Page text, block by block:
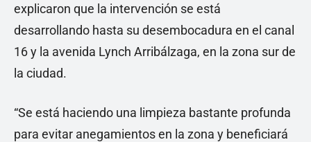
explicaron que la intervención se está
desarrollando hasta su desembocadura en el canal
16 y la avenida Lynch Arribálzaga, en la zona sur de
la ciudad.
“Se está haciendo una limpieza bastante profunda
para evitar anegamientos en la zona y beneficiará